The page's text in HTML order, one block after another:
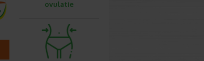
ovulatie